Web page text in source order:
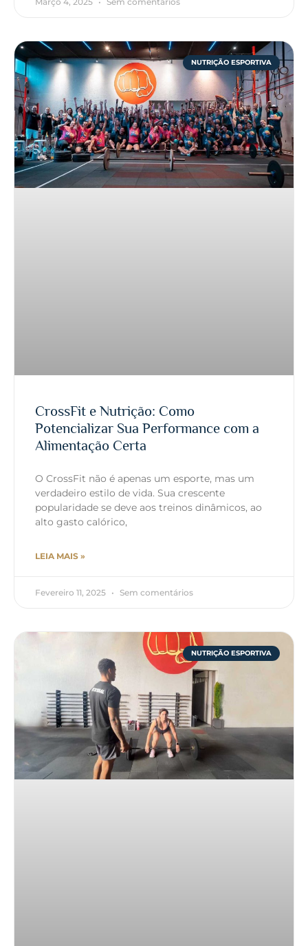
NUTRIÇÃO ESPORTIVA
CrossFit e Nutrição: Como
Potencializar Sua Performance com a
Alimentação Certa
O CrossFit não é apenas um esporte, mas um
verdadeiro estilo de vida. Sua crescente
popularidade se deve aos treinos dinâmicos, ao
alto gasto calórico,
LEIA MAIS »
Fevereiro 11, 2025 Sem comentários
NUTRIÇÃO ESPORTIVA